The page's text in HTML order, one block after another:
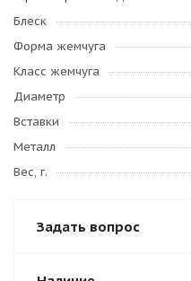
Блеск
Форма жемчуга
Класс жемчуга
Диаметр
Вставки
Металл
Вес, г.
Задать вопрос